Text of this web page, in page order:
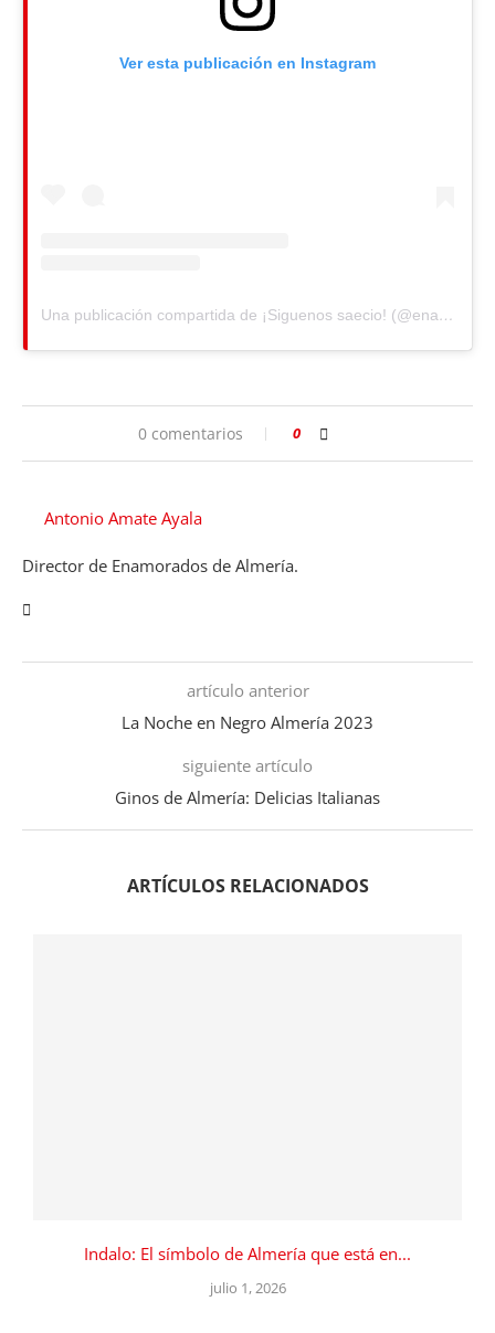
Ver esta publicación en Instagram
Una publicación compartida de ¡Siguenos saecio! (@enamoradodealmeria)
0 comentarios 0
Antonio Amate Ayala
Director de Enamorados de Almería.
artículo anterior
La Noche en Negro Almería 2023
siguiente artículo
Ginos de Almería: Delicias Italianas
ARTÍCULOS RELACIONADOS
Indalo: El símbolo de Almería que está en...
julio 1, 2026